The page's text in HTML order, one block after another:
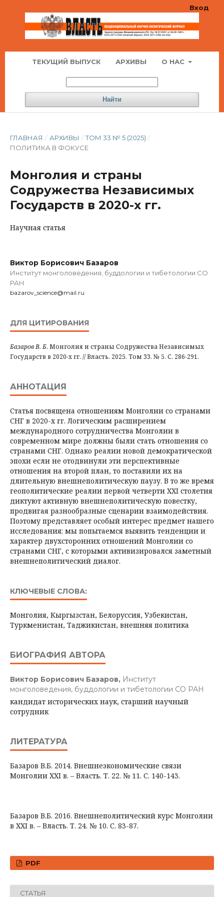
ТЕКУЩИЙ ВЫПУСК АРХИВЫ О НАС
Найти
Вход
ГЛАВНАЯ / АРХИВЫ / ТОМ 33 № 5 (2025) /
ПОЛИТИКА В ФОКУСЕ
Монголия и страны
Содружества Независимых
Государств в 2020-х гг.
Научная статья
Виктор Борисович Базаров
Институт монголоведения, буддологии и тибетологии СО
РАН
bazarov_science@mail.ru
ДЛЯ ЦИТИРОВАНИЯ
Базаров В. Б. Монголия и страны Содружества Независимых
Государств в 2020-х гг. // Власть. 2025. Том 33. № 5. С. 286-291.
АННОТАЦИЯ
Статья посвящена отношениям Монголии со странами
СНГ в 2020-х гг. Логическим расширением
международного сотрудничества Монголии в
современном мире должны были стать отношения со
странами СНГ. Однако реалии новой демократической
эпохи если не отодвинули эти перспективные
отношения на второй план, то поставили их на
длительную внешнеполитическую паузу. В то же время
геополитические реалии первой четверти XXI столетия
диктуют активную внешнеполитическую повестку,
продвигая разнообразные сценарии взаимодействия.
Поэтому представляет особый интерес предмет нашего
исследования: мы попытаемся выявить тенденции и
характер двухсторонних отношений Монголии со
странами СНГ, с которыми активизировался заметный
внешнеполитический диалог.
КЛЮЧЕВЫЕ СЛОВА:
Монголия, Кыргызстан, Белоруссия, Узбекистан,
Туркменистан, Таджикистан, внешняя политика
БИОГРАФИЯ АВТОРА
Виктор Борисович Базаров, Институт
монголоведения, буддологии и тибетологии СО РАН
кандидат исторических наук, старший научный
сотрудник
ЛИТЕРАТУРА
Базаров В.Б. 2014. Внешнеэкономические связи
Монголии XXI в. – Власть. Т. 22. № 11. С. 140-143.
Базаров В.Б. 2016. Внешнеполитический курс Монголии
в XXI в. – Власть. Т. 24. № 10. С. 83-87.
PDF
СТАТЬЯ